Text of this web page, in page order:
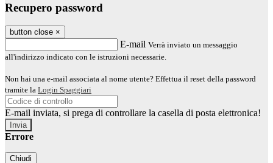
Recupero password
button close ×
E-mail Verrà inviato un messaggio
all'indirizzo indicato con le istruzioni necessarie.
Non hai una e-mail associata al nome utente? Effettua il reset della password
tramite la Login Spaggiari
E-mail inviata, si prega di controllare la casella di posta elettronica!
Errore
Chiudi